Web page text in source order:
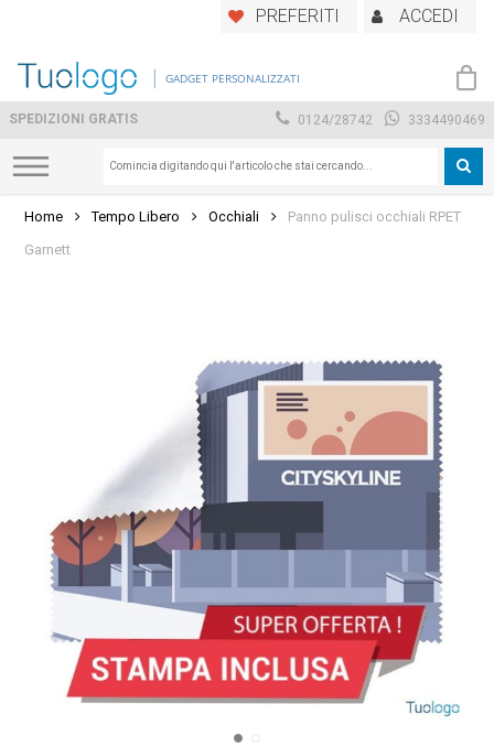
main
PREFERITI ACCEDI
GADGET PERSONALIZZATI
SPEDIZIONI GRATIS 0124/28742 3334490469
Home Tempo Libero Occhiali
Panno pulisci occhiali RPET
Garnett